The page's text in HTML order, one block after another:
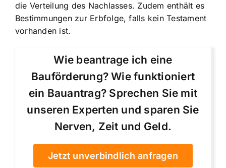
die Verteilung des Nachlasses. Zudem enthält es
Bestimmungen zur Erbfolge, falls kein Testament
vorhanden ist.
Wie beantrage ich eine
Bauförderung? Wie funktioniert
ein Bauantrag? Sprechen Sie mit
unseren Experten und sparen Sie
Nerven, Zeit und Geld.
Jetzt unverbindlich anfragen